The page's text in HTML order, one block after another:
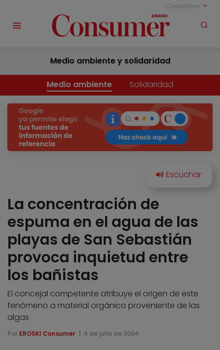
Castellano
Medio ambiente y solidaridad
Medio ambiente Solidaridad
La concentración de
espuma en el agua de las
playas de San Sebastián
provoca inquietud entre
los bañistas
El concejal competente atribuye el origen de este
fenómeno a material orgánico proveniente de las
algas
Por EROSKI Consumer 4 de julio de 2004